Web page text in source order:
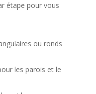
étape pour vous
ou ronds
les parois et le